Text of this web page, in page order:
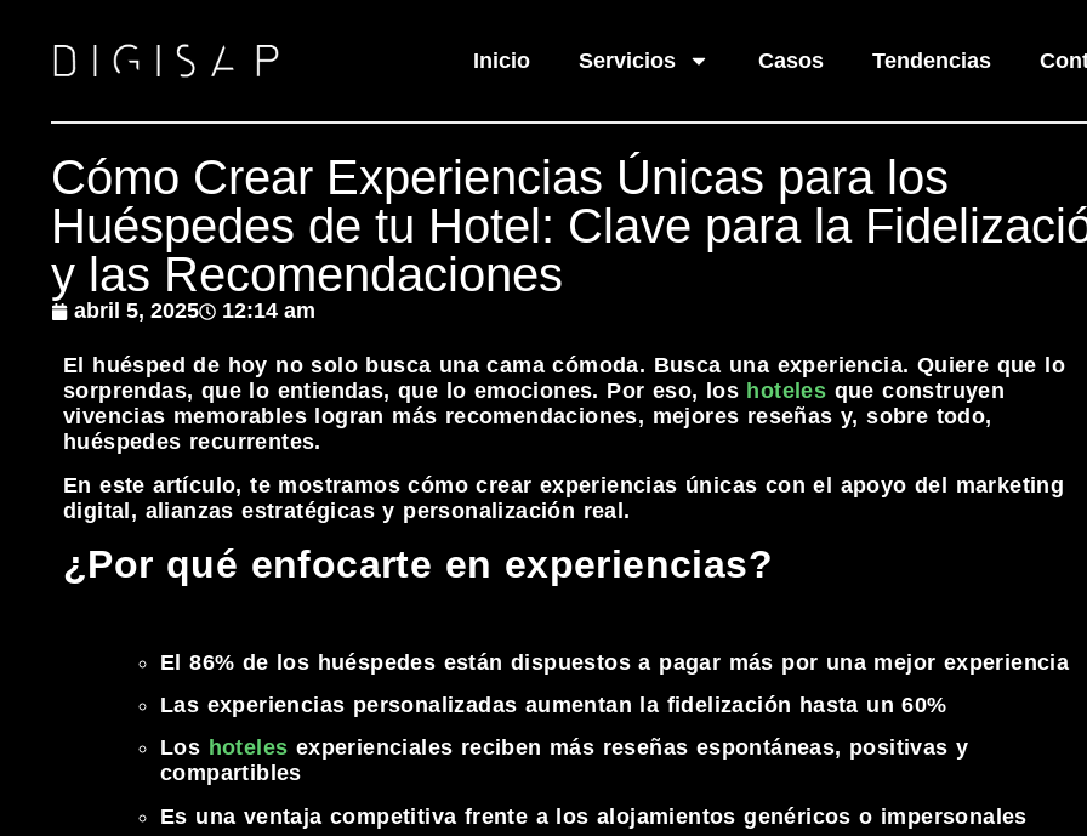
Inicio Servicios Casos Tendencias
Cómo Crear Experiencias Únicas para los
Huéspedes de tu Hotel: Clave para la
y las Recomendaciones
abril 5, 2025 12:14 am
El huésped de hoy no solo busca una cama cómoda. Busca una experiencia. Quiere que lo
sorprendas, que lo entiendas, que lo emociones. Por eso, los hoteles que construyen
vivencias memorables logran más recomendaciones, mejores reseñas y, sobre todo,
huéspedes recurrentes.
En este artículo, te mostramos cómo crear experiencias únicas con el apoyo del marketing
digital, alianzas estratégicas y personalización real.
¿Por qué enfocarte en experiencias?
El 86% de los huéspedes están dispuestos a pagar más por una mejor experiencia
Las experiencias personalizadas aumentan la fidelización hasta un 60%
Los hoteles experienciales reciben más reseñas espontáneas, positivas y
compartibles
Es una ventaja competitiva frente a los alojamientos genéricos o impersonales